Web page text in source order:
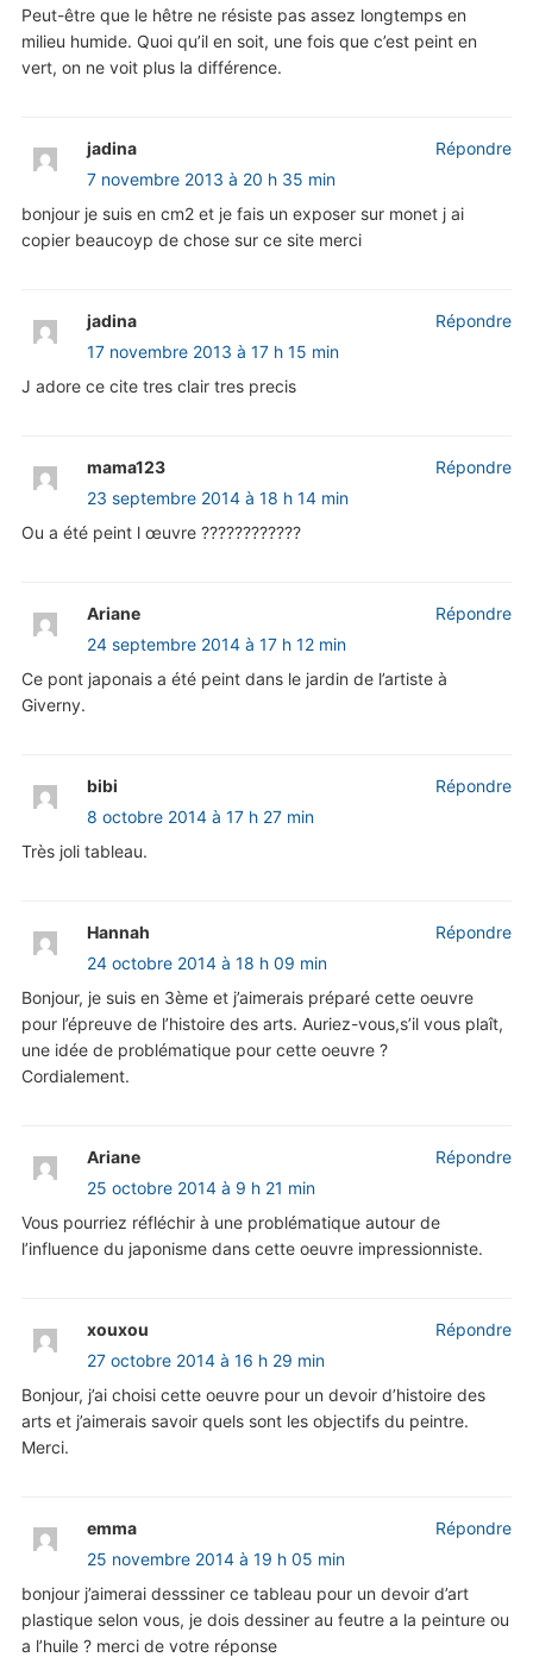
Peut-être que le hêtre ne résiste pas assez longtemps en
milieu humide. Quoi qu’il en soit, une fois que c’est peint en
vert, on ne voit plus la différence.
jadina
7 novembre 2013 à 20 h 35 min
bonjour je suis en cm2 et je fais un exposer sur monet j ai
copier beaucoyp de chose sur ce site merci
Répondre
jadina
17 novembre 2013 à 17 h 15 min
J adore ce cite tres clair tres precis
Répondre
mama123
23 septembre 2014 à 18 h 14 min
Ou a été peint l œuvre ????????????
Répondre
Ariane
24 septembre 2014 à 17 h 12 min
Ce pont japonais a été peint dans le jardin de l’artiste à
Giverny.
Répondre
bibi
8 octobre 2014 à 17 h 27 min
Très joli tableau.
Répondre
Hannah
24 octobre 2014 à 18 h 09 min
Bonjour, je suis en 3ème et j’aimerais préparé cette oeuvre
pour l’épreuve de l’histoire des arts. Auriez-vous,s’il vous plaît,
une idée de problématique pour cette oeuvre ?
Cordialement.
Répondre
Ariane
25 octobre 2014 à 9 h 21 min
Vous pourriez réfléchir à une problématique autour de
l’influence du japonisme dans cette oeuvre impressionniste.
Répondre
xouxou
27 octobre 2014 à 16 h 29 min
Bonjour, j’ai choisi cette oeuvre pour un devoir d’histoire des
arts et j’aimerais savoir quels sont les objectifs du peintre.
Merci.
Répondre
emma
25 novembre 2014 à 19 h 05 min
bonjour j’aimerai desssiner ce tableau pour un devoir d’art
plastique selon vous, je dois dessiner au feutre a la peinture ou
a l’huile ? merci de votre réponse
Répondre